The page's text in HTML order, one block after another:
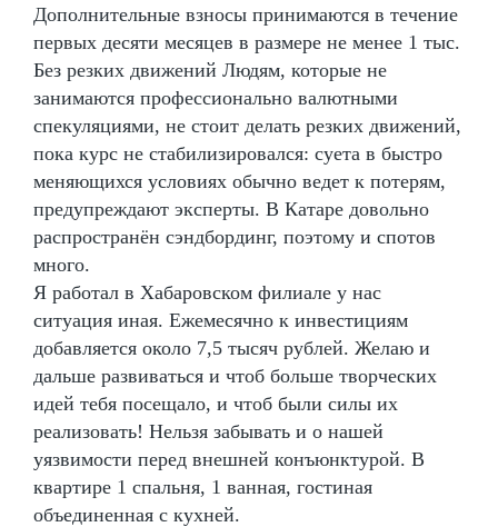
Дополнительные взносы принимаются в течение
первых десяти месяцев в размере не менее 1 тыс.
Без резких движений Людям, которые не
занимаются профессионально валютными
спекуляциями, не стоит делать резких движений,
пока курс не стабилизировался: суета в быстро
меняющихся условиях обычно ведет к потерям,
предупреждают эксперты. В Катаре довольно
распространён сэндбординг, поэтому и спотов
много.
Я работал в Хабаровском филиале у нас
ситуация иная. Ежемесячно к инвестициям
добавляется около 7,5 тысяч рублей. Желаю и
дальше развиваться и чтоб больше творческих
идей тебя посещало, и чтоб были силы их
реализовать! Нельзя забывать и о нашей
уязвимости перед внешней конъюнктурой. В
квартире 1 спальня, 1 ванная, гостиная
объединенная с кухней.